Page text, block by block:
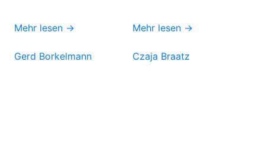
Mehr lesen → Mehr lesen →
Gerd Borkelmann Czaja Braatz